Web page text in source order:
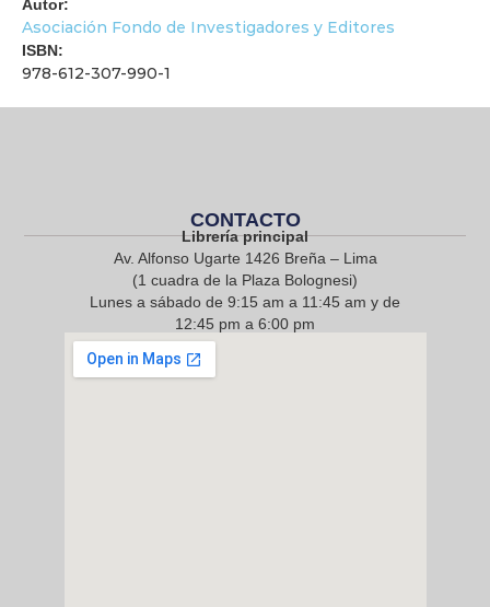
Autor:
Asociación Fondo de Investigadores y Editores
ISBN:
978-612-307-990-1
CONTACTO
Librería principal
Av. Alfonso Ugarte 1426 Breña – Lima
(1 cuadra de la Plaza Bolognesi)
Lunes a sábado de 9:15 am a 11:45 am y de
12:45 pm a 6:00 pm
968 217 912